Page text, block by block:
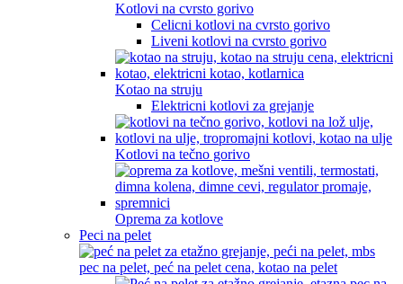
Kotlovi na cvrsto gorivo
Celicni kotlovi na cvrsto gorivo
Liveni kotlovi na cvrsto gorivo
Kotao na struju
Elektricni kotlovi za grejanje
Kotlovi na tečno gorivo
Oprema za kotlove
Peci na pelet